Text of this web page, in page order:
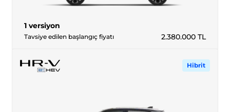
1 versiyon
Tavsiye edilen başlangıç fiyatı 2.380.000TL
Hibrit